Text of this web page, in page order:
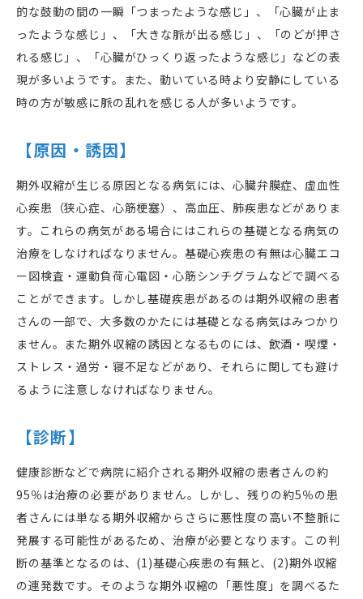
的な鼓動の間の一瞬「つまったような感じ」、「心臓が止ま
ったような感じ」、「大きな脈が出る感じ」、「のどが押さ
れる感じ」、「心臓がひっくり返ったような感じ」などの表
現が多いようです。また、動いている時より安静にしている
時の方が敏感に脈の乱れを感じる人が多いようです。
【原因・誘因】
期外収縮が生じる原因となる病気には、心臓弁膜症、虚血性
心疾患（狭心症、心筋梗塞）、高血圧、肺疾患などがありま
す。これらの病気がある場合にはこれらの基礎となる病気の
治療をしなければなりません。基礎心疾患の有無は心臓エコ
ー図検査・運動負荷心電図・心筋シンチグラムなどで調べる
ことができます。しかし基礎疾患があるのは期外収縮の患者
さんの一部で、大多数のかたには基礎となる病気はみつかり
ません。また期外収縮の誘因となるものには、飲酒・喫煙・
ストレス・過労・寝不足などがあり、それらに関しても避け
るように注意しなければなりません。
【診断】
健康診断などで病院に紹介される期外収縮の患者さんの約
95％は治療の必要がありません。しかし、残りの約5％の患
者さんには単なる期外収縮からさらに悪性度の高い不整脈に
発展する可能性があるため、治療が必要となります。この判
断の基準となるのは、(1)基礎心疾患の有無と、(2)期外収縮
の連発数です。そのような期外収縮の「悪性度」を調べるた